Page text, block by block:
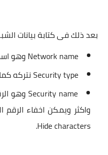
بعد ذلك فى كتابة بيانات
Network name وهو اسم الشبكة.
Security type نتركه كما هو او نوع الامان.
واكثر ويمكن اخفاء
Hide characters.